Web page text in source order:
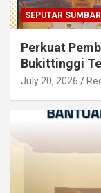
SEPUTAR SUMBAR
Perkuat
Bukittinggi
July 20, 2026